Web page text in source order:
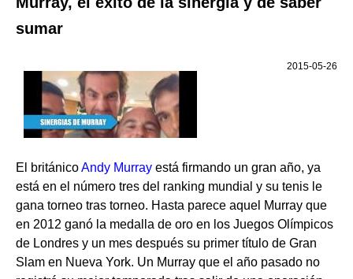
sumar
2015-05-26
El británicoAndy Murray está firmando un gran año, ya
está en el número tres del ranking mundial y su tenis le
gana torneo tras torneo. Hasta parece aquel Murray que
en 2012 ganó la medalla de oro en los Juegos Olímpicos
de Londres y un mes después su primer título de Gran
Slam en Nueva York. Un Murray que el año pasado no